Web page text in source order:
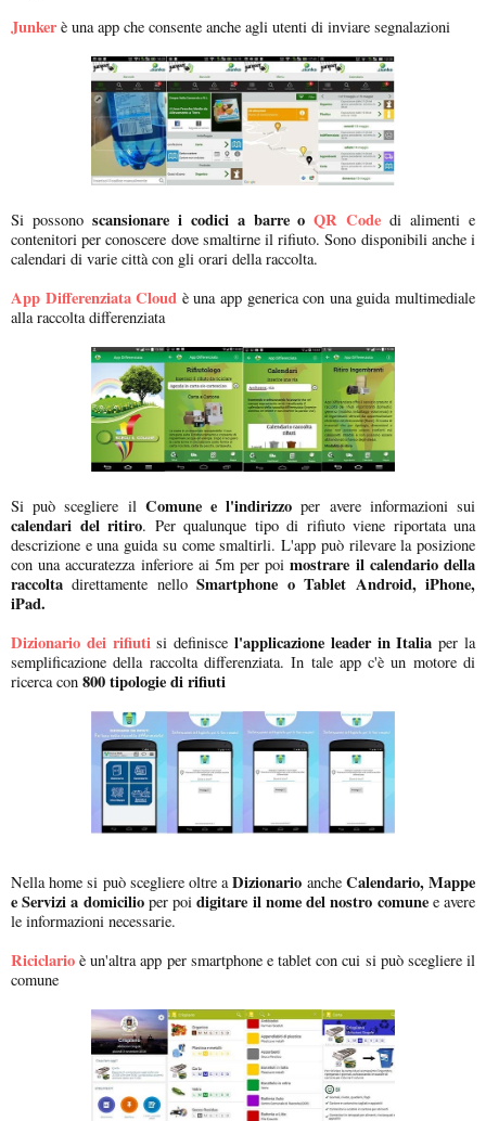
Junkerè una app che consente anche agli utenti di inviare segnalazioni
Si possonoscansionare i codici a barre oQR Code di alimenti e
contenitori per conoscere dove smaltirne il rifiuto. Sono disponibili anche i
calendari di varie città con gli orari della raccolta.
App Differenziata Cloud è una app generica con una guida multimediale
alla raccolta differenziata
Si può scegliere ilComune e l'indirizzo per avere informazioni sui
calendari del ritiro. Per qualunque tipo di rifiuto viene riportata una
descrizione e una guida su come smaltirli. L'app può rilevare la posizione
con una accuratezza inferiore ai 5m per poimostrare il calendario della
raccolta direttamente nelloSmartphone o Tablet Android, iPhone,
iPad.
Dizionario dei rifiuti si definiscel'applicazione leader in Italia per la
semplificazione della raccolta differenziata. In tale app c'è un motore di
ricerca con 800 tipologie di rifiuti
Nella home si può scegliere oltre aDizionario anche Calendario, Mappe
e Servizi a domicilioper poidigitare il nome del nostro comunee avere
le informazioni necessarie.
Riciclario è un'altra app per smartphone e tablet con cui si può scegliere il
comune